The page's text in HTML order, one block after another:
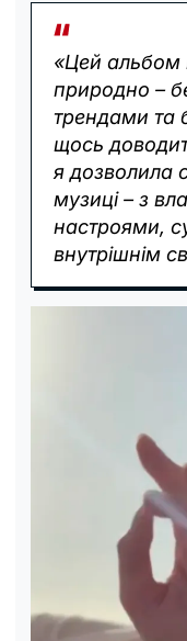
«Цей альбом
природно –
трендами та
щось
я дозволила
музиці – з
настроями,
внутрішнім